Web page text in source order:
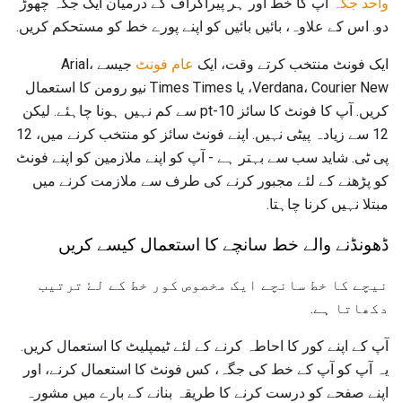
واحد جگہ
آپ کا خط اور ہر پیراگراف کے درمیان ایک جگہ چھوڑ
دو. اس کے علاوہ، بائیں بائیں کو اپنے پورے خط کو مستحکم کریں.
ایک فونٹ منتخب کرتے وقت، ایک عام فونٹ
جیسے Arial،
Verdana، Courier New، یا Times Times نیو رومن کا استعمال
کریں. آپ کا فونٹ کا سائز 10-pt سے کم نہیں ہونا چاہئے. لیکن
12 سے زیادہ پیٹی نہیں. اپنے فونٹ سائز کو منتخب کرنے میں، 12
پی ٹی. شاید سب سے بہتر ہے - آپ کو اپنے ملازمین کو اپنے فونٹ
کو پڑھنے کے لئے مجبور کرنے کی طرف سے ملازمت کرنے میں
مبتلا نہیں کرنا چاہتا.
ڈھونڈنے والے خط سانچے کا استعمال کیسے کریں
نیچے کا خط سانچے ایک مخصوص کور خط کے لۓ ترتیب
دکھاتا ہے.
آپ کے اپنے کور کا احاطہ کرنے کے لئے ٹیمپلیٹ کا استعمال کریں.
یہ آپ کو آپ کے خط کی جگہ، کس فونٹ کا استعمال کرنے، اور
اپنے صفحے کو درست کرنے کا طریقہ بنانے کے بارے میں مشورہ